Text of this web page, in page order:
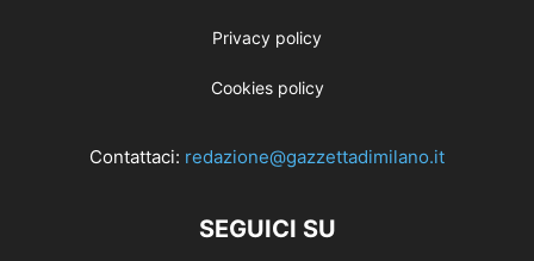
Privacy policy
Cookies policy
Contattaci: redazione@gazzettadimilano.it
SEGUICI SU